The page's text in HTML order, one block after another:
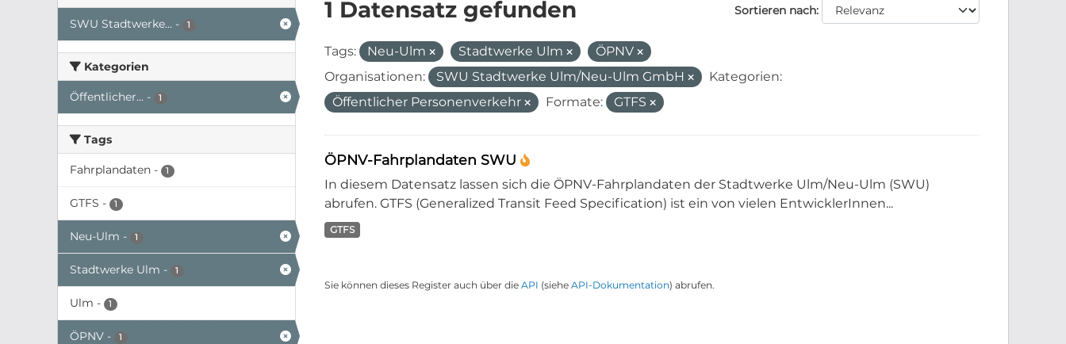
SWU Stadtwerke... - 1
Kategorien
Öffentlicher... - 1
Tags
Fahrplandaten - 1
GTFS - 1
Neu-Ulm - 1
Stadtwerke Ulm - 1
Ulm - 1
ÖPNV - 1
Sortieren nach
1 Datensatz gefunden
Tags: Neu-Ulm Stadtwerke Ulm
ÖPNV
Organisationen:
SWU Stadtwerke Ulm/Neu-Ulm GmbH
Kategorien:
Öffentlicher Personenverkehr
Formate: GTFS
ÖPNV-Fahrplandaten SWU
In diesem Datensatz lassen sich die ÖPNV-Fahrplandaten der Stadtwerke Ulm/Neu-Ulm (SWU)
abrufen. GTFS (Generalized Transit Feed Specification) ist ein von vielen EntwicklerInnen...
GTFS
Sie können dieses Register auch über die API (siehe API-Dokumentation) abrufen.